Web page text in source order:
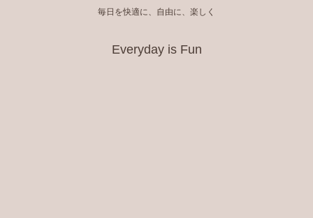
毎日を快適に、自由に、楽しく
Everyday is Fun